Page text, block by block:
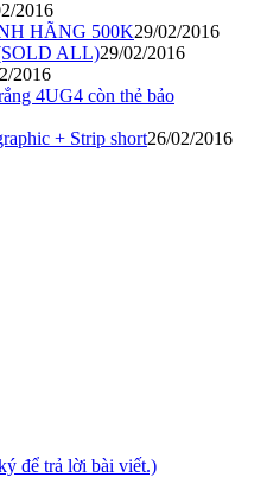
2016
HÃNG 500K29/02/2016
ALL)29/02/2016
2016
4UG4 còn thẻ bảo
+ Strip short26/02/2016
để trả lời bài viết.)